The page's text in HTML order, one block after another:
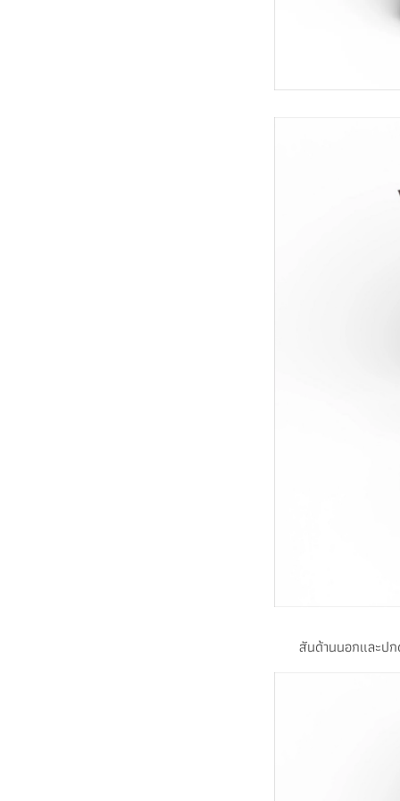
สันด้านนอกและป